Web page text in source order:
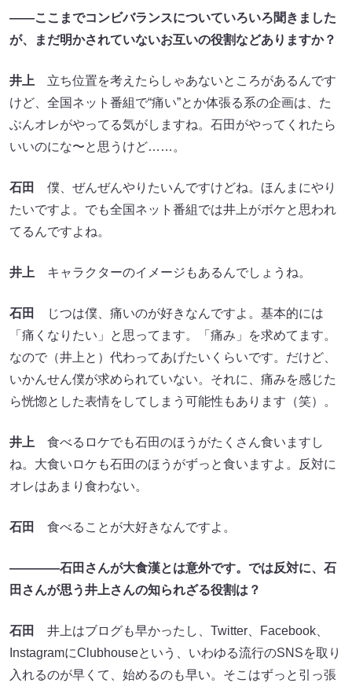
――ここまでコンビバランスについていろいろ聞きました
が、まだ明かされていないお互いの役割などありますか？
井上 立ち位置を考えたらしゃあないところがあるんです
けど、全国ネット番組で“痛い”とか体張る系の企画は、た
ぶんオレがやってる気がしますね。石田がやってくれたら
いいのにな〜と思うけど……。
石田
僕、ぜんぜんやりたいんですけどね。ほんまにやり
たいですよ。でも全国ネット番組では井上がボケと思われ
てるんですよね。
井上 キャラクターのイメージもあるんでしょうね。
石田
じつは僕、痛いのが好きなんですよ。基本的には
「痛くなりたい」と思ってます。「痛み」を求めてます。
なので（井上と）代わってあげたいくらいです。だけど、
いかんせん僕が求められていない。それに、痛みを感じた
ら恍惚とした表情をしてしまう可能性もあります（笑）。
井上 食べるロケでも石田のほうがたくさん食いますし
ね。大食いロケも石田のほうがずっと食いますよ。反対に
オレはあまり食わない。
石田 食べることが大好きなんですよ。
————石田さんが大食漢とは意外です。では反対に、石
田さんが思う井上さんの知られざる役割は？
石田
井上はブログも早かったし、Twitter、Facebook、
InstagramにClubhouseという、いわゆる流行のSNSを取り
入れるのが早くて、始めるのも早い。そこはずっと引っ張